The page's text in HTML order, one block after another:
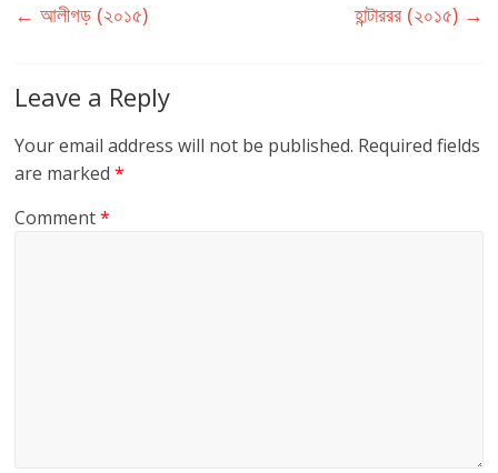
← আলীগড় (২০১৫) হান্টাররর (২০১৫) →
Leave a Reply
Your email address will not be published. Required fields
are marked*
Comment*